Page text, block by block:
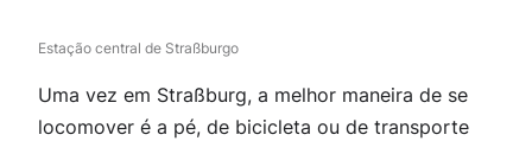
Estação central de Straßburgo
Uma vez em Straßburg, a melhor maneira de se
locomover é a pé, de bicicleta ou de transporte